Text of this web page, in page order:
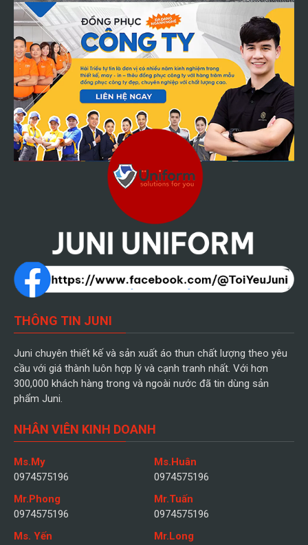
THÔNG TIN JUNI
Juni chuyên thiết kế và sản xuất áo thun chất lượng theo yêu
cầu với giá thành luôn hợp lý và cạnh tranh nhất. Với hơn
300,000 khách hàng trong và ngoài nước đã tin dùng sản
phẩm Juni.
NHÂN VIÊN KINH DOANH
Ms.My
0974575196
Ms.Huân
0974575196
Mr.Phong
0974575196
Mr.Tuấn
0974575196
Ms. Yến
Mr.Long